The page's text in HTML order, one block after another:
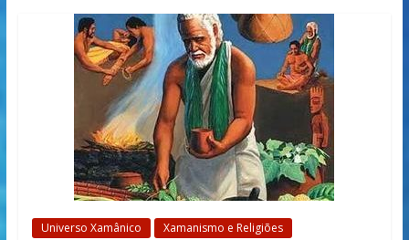
Universo Xamânico Xamanismo e Religiões